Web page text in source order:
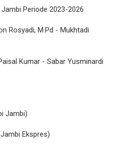
Periode 2023-2026
Rosyadi, M.Pd - Mukhtadi
Kumar - Sabar Yusminardi
Jambi)
Ekspres)